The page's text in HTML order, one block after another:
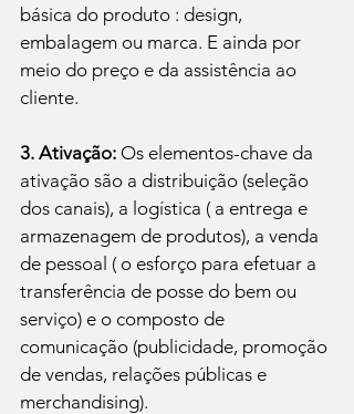
básica do produto : design,
embalagem ou marca. E ainda por
meio do preço e da assistência ao
cliente.
3. Ativação: Os elementos-chave da
ativação são a distribuição (seleção
dos canais), a logística ( a entrega e
armazenagem de produtos), a venda
de pessoal ( o esforço para efetuar a
transferência de posse do bem ou
serviço) e o composto de
comunicação (publicidade, promoção
de vendas, relações públicas e
merchandising).